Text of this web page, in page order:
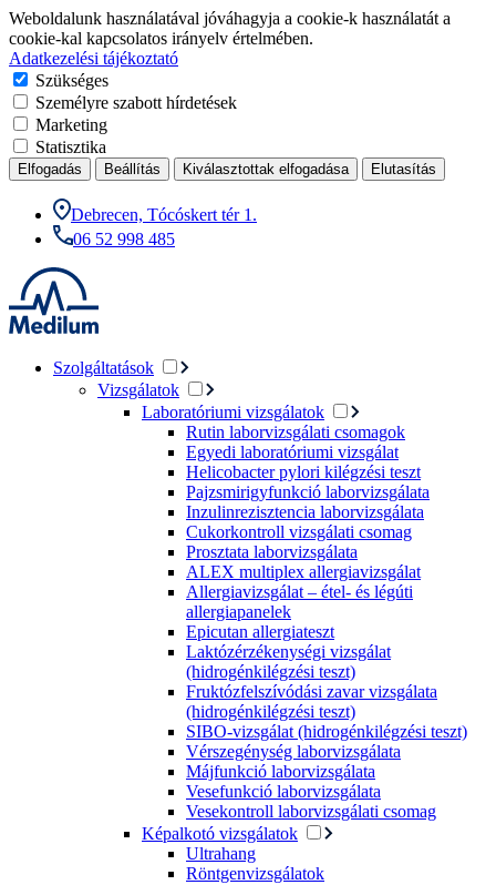
Weboldalunk használatával jóváhagyja a cookie-k használatát a
cookie-kal kapcsolatos irányelv értelmében.
Adatkezelési tájékoztató
Szükséges
Személyre szabott hírdetések
Marketing
Statisztika
Elfogadás Beállítás Kiválasztottak elfogadása Elutasítás
Debrecen, Tócóskert tér 1.
06 52 998 485
Szolgáltatások
Vizsgálatok
Laboratóriumi vizsgálatok
Rutin laborvizsgálati csomagok
Egyedi laboratóriumi vizsgálat
Helicobacter pylori kilégzési teszt
Pajzsmirigyfunkció laborvizsgálata
Inzulinrezisztencia laborvizsgálata
Cukorkontroll vizsgálati csomag
Prosztata laborvizsgálata
ALEX multiplex allergiavizsgálat
Allergiavizsgálat – étel- és légúti
allergiapanelek
Epicutan allergiateszt
Laktózérzékenységi vizsgálat
(hidrogénkilégzési teszt)
Fruktózfelszívódási zavar vizsgálata
(hidrogénkilégzési teszt)
SIBO-vizsgálat (hidrogénkilégzési teszt)
Vérszegénység laborvizsgálata
Májfunkció laborvizsgálata
Vesefunkció laborvizsgálata
Vesekontroll laborvizsgálati csomag
Képalkotó vizsgálatok
Ultrahang
Röntgenvizsgálatok